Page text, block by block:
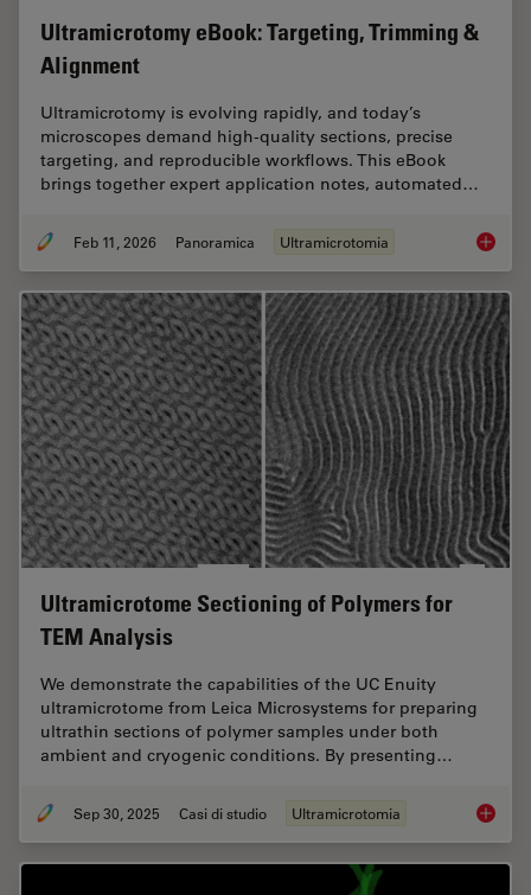
Ultramicrotomy eBook: Targeting, Trimming &
Alignment
Ultramicrotomy is evolving rapidly, and today’s
microscopes demand high‑quality sections, precise
targeting, and reproducible workflows. This eBook
brings together expert application notes, automated…
Feb 11, 2026 Panoramica Ultramicrotomia
Ultramicrotome Sectioning of Polymers for
TEM Analysis
We demonstrate the capabilities of the UC Enuity
ultramicrotome from Leica Microsystems for preparing
ultrathin sections of polymer samples under both
ambient and cryogenic conditions. By presenting…
Sep 30, 2025 Casi di studio Ultramicrotomia